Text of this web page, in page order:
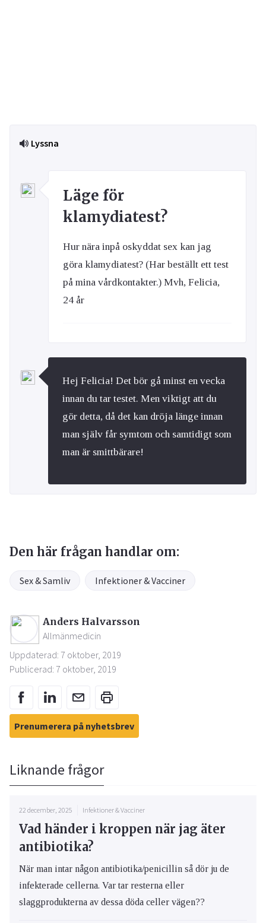
Lyssna
Läge för
klamydiatest?
Hur nära inpå oskyddat sex kan jag
göra klamydiatest? (Har beställt ett test
på mina vårdkontakter.) Mvh, Felicia,
24 år
Hej Felicia! Det bör gå minst en vecka
innan du tar testet. Men viktigt att du
gör detta, då det kan dröja länge innan
man själv får symtom och samtidigt som
man är smittbärare!
Den här frågan handlar om:
Sex & Samliv Infektioner & Vacciner
Anders Halvarsson
Allmänmedicin
Uppdaterad: 7 oktober, 2019
Publicerad: 7 oktober, 2019
Prenumerera på nyhetsbrev
Liknande frågor
22 december, 2025 Infektioner & Vacciner
Vad händer i kroppen när jag äter
antibiotika?
När man intar någon antibiotika/penicillin så dör ju de
infekterade cellerna. Var tar resterna eller
slaggprodukterna av dessa döda celler vägen??